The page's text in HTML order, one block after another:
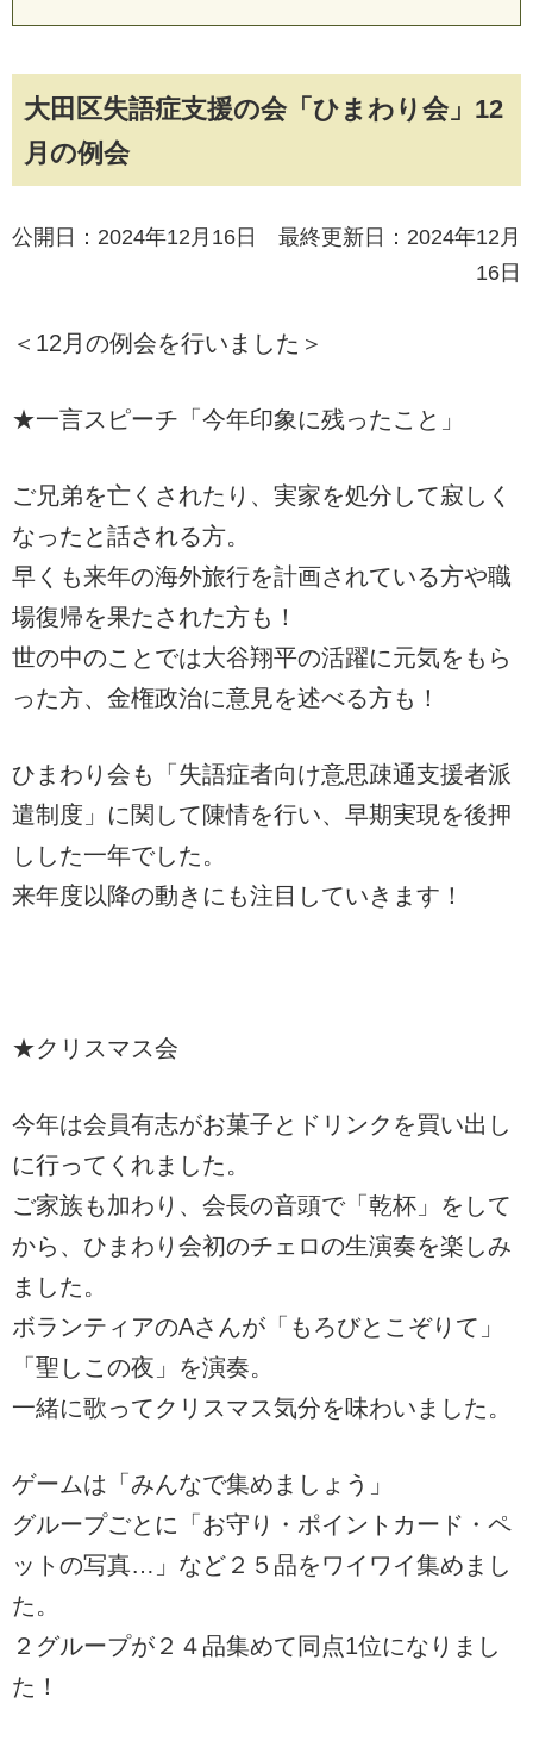
大田区失語症支援の会「ひまわり会」12
月の例会
公開日：2024年12月16日 最終更新日：2024年12月
16日
＜12月の例会を行いました＞
★一言スピーチ「今年印象に残ったこと」
ご兄弟を亡くされたり、実家を処分して寂しく
なったと話される方。
早くも来年の海外旅行を計画されている方や職
場復帰を果たされた方も！
世の中のことでは大谷翔平の活躍に元気をもら
った方、金権政治に意見を述べる方も！
ひまわり会も「失語症者向け意思疎通支援者派
遣制度」に関して陳情を行い、早期実現を後押
しした一年でした。
来年度以降の動きにも注目していきます！
★クリスマス会
今年は会員有志がお菓子とドリンクを買い出し
に行ってくれました。
ご家族も加わり、会長の音頭で「乾杯」をして
から、ひまわり会初のチェロの生演奏を楽しみ
ました。
ボランティアのAさんが「もろびとこぞりて」
「聖しこの夜」を演奏。
一緒に歌ってクリスマス気分を味わいました。
ゲームは「みんなで集めましょう」
グループごとに「お守り・ポイントカード・ペ
ットの写真…」など２５品をワイワイ集めまし
た。
２グループが２４品集めて同点1位になりまし
た！